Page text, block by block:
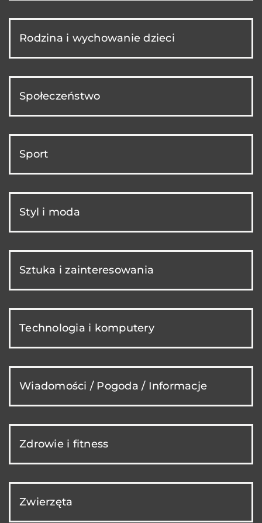
Rodzina i wychowanie dzieci
Społeczeństwo
Sport
Styl i moda
Sztuka i zainteresowania
Technologia i komputery
Wiadomości / Pogoda / Informacje
Zdrowie i fitness
Zwierzęta